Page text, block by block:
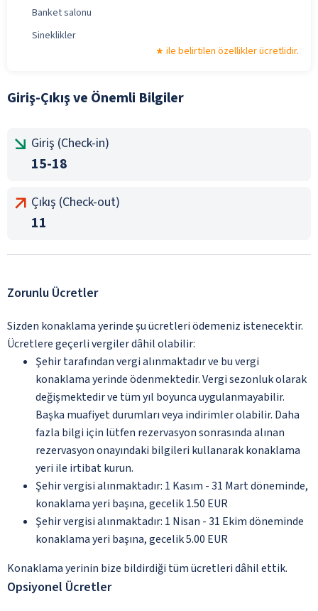
Banket salonu
Sineklikler
ile belirtilen özellikler ücretlidir.
Giriş-Çıkış ve Önemli Bilgiler
Giriş (Check-in)
15-18
Çıkış (Check-out)
11
Zorunlu Ücretler
Sizden konaklama yerinde şu ücretleri ödemeniz istenecektir.
Ücretlere geçerli vergiler dâhil olabilir:
Şehir tarafından vergi alınmaktadır ve bu vergi
konaklama yerinde ödenmektedir. Vergi sezonluk olarak
değişmektedir ve tüm yıl boyunca uygulanmayabilir.
Başka muafiyet durumları veya indirimler olabilir. Daha
fazla bilgi için lütfen rezervasyon sonrasında alınan
rezervasyon onayındaki bilgileri kullanarak konaklama
yeri ile irtibat kurun.
Şehir vergisi alınmaktadır: 1 Kasım - 31 Mart döneminde,
konaklama yeri başına, gecelik 1.50 EUR
Şehir vergisi alınmaktadır: 1 Nisan - 31 Ekim döneminde
konaklama yeri başına, gecelik 5.00 EUR
Konaklama yerinin bize bildirdiği tüm ücretleri dâhil ettik.
Opsiyonel Ücretler